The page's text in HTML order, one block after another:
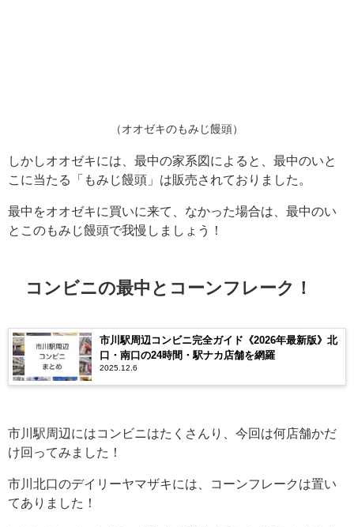
（オオゼキのもみじ饅頭）
しかしオオゼキには、最中の家系図によると、最中のいと
こに当たる「もみじ饅頭」は販売されておりました。
最中をオオゼキに買いに来て、なかった場合は、最中のい
とこのもみじ饅頭で我慢しましょう！
コンビニの最中とコーンフレーク！
市川駅周辺コンビニ完全ガイド《2026年最新版》北
口・南口の24時間・駅ナカ店舗を網羅
2025.12.6
市川駅周辺にはコンビニはたくさんり、今回は何店舗かだ
け回ってみました！
市川北口のデイリーヤマザキには、コーンフレークは置い
てありました！